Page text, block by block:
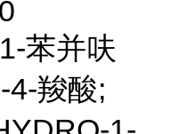
苯并呋
4-羧酸;